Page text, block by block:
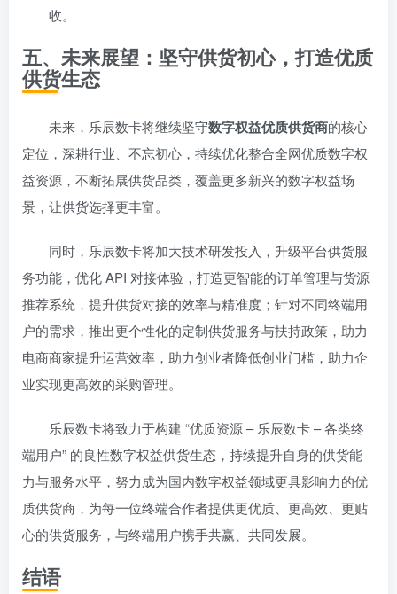
收。
五、未来展望：坚守供货初心，打造优质
供货生态
未来，乐辰数卡将继续坚守数字权益优质供货商的核心
定位，深耕行业、不忘初心，持续优化整合全网优质数字权
益资源，不断拓展供货品类，覆盖更多新兴的数字权益场
景，让供货选择更丰富。
同时，乐辰数卡将加大技术研发投入，升级平台供货服
务功能，优化 API 对接体验，打造更智能的订单管理与货源
推荐系统，提升供货对接的效率与精准度；针对不同终端用
户的需求，推出更个性化的定制供货服务与扶持政策，助力
电商商家提升运营效率，助力创业者降低创业门槛，助力企
业实现更高效的采购管理。
乐辰数卡将致力于构建 “优质资源 – 乐辰数卡 – 各类终
端用户” 的良性数字权益供货生态，持续提升自身的供货能
力与服务水平，努力成为国内数字权益领域更具影响力的优
质供货商，为每一位终端合作者提供更优质、更高效、更贴
心的供货服务，与终端用户携手共赢、共同发展。
结语